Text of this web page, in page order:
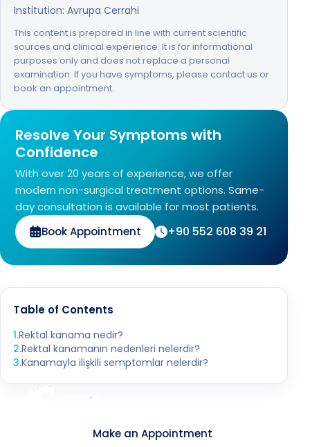
Table of Contents
1.Rektal kanama nedir?
2.Rektal kanamanın nedenleri nelerdir?
3.Kanamayla ilişkili semptomlar nelerdir?
Institution: Avrupa Cerrahi
This content is prepared in line with current scientific
sources and clinical experience. It is for informational
purposes only and does not replace a personal
examination. If you have symptoms, please contact us or
book an appointment.
Resolve Your Symptoms with
Confidence
With over 20 years of experience, we offer
modern non-surgical treatment options. Same-
day consultation is available for most patients.
Book Appointment
+90 552 608 39 21
Make an Appointment